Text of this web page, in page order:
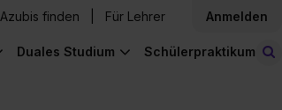
Azubis finden Für Lehrer Anmelden
Duales Studium Schülerpraktikum